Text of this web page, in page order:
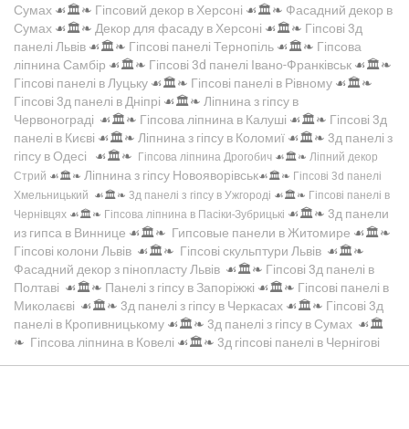
Сумах ☙🏛️❧ Гіпсовий декор в Херсоні ☙🏛️❧ Фасадний декор в
Сумах ☙🏛️❧ Декор для фасаду в Херсоні ☙🏛️❧ Гіпсові 3д
панелі Львів ☙🏛️❧ Гіпсові панелі Тернопіль ☙🏛️❧ Гіпсова
ліпнина Самбір ☙🏛️❧ Гіпсові 3d панелі Івано-Франківськ ☙🏛️❧
Гіпсові панелі в Луцьку ☙🏛️❧ Гіпсові панелі в Рівному ☙🏛️❧
Гіпсові 3д панелі в Дніпрі ☙🏛️❧ Ліпнина з гіпсу в
Червонограді ☙🏛️❧ Гіпсова ліпнина в Калуші ☙🏛️❧ Гіпсові 3д
панелі в Києві ☙🏛️❧ Ліпнина з гіпсу в Коломиї ☙🏛️❧ 3д панелі з
гіпсу в Одесі ☙🏛️❧ Гіпсова ліпнина Дрогобич ☙🏛️❧ Ліпний декор
Стрий ☙🏛️❧ Ліпнина з гіпсу Новояворівськ☙🏛️❧ Гіпсові 3d панелі
Хмельницький ☙🏛️❧ 3д панелі з гіпсу в Ужгороді ☙🏛️❧ Гіпсові панелі в
Чернівцях ☙🏛️❧ Гіпсова ліпнина в Пасіки-Зубрицькі ☙🏛️❧ 3д панели
из гипса в Виннице ☙🏛️❧ Гипсовые панели в Житомире ☙🏛️❧
Гіпсові колони Львів ☙🏛️❧ Гіпсові скульптури Львів ☙🏛️❧
Фасадний декор з пінопласту Львів ☙🏛️❧ Гіпсові 3д панелі в
Полтаві ☙🏛️❧ Панелі з гіпсу в Запоріжжі ☙🏛️❧ Гіпсові панелі в
Миколаєві ☙🏛️❧ 3д панелі з гіпсу в Черкасах ☙🏛️❧ Гіпсові 3д
панелі в Кропивницькому ☙🏛️❧ 3д панелі з гіпсу в Сумах ☙🏛️
❧ Гіпсова ліпнина в Ковелі ☙🏛️❧ 3д гіпсові панелі в Чернігові